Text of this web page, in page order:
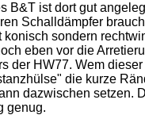
B&T ist dort gut
Schalldämpfer
konisch sondern
eben vor die
der HW77. Wem
die kurze
dazwischen setzen.
genug.